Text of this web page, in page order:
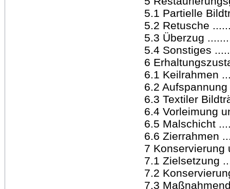
5.1 Partielle
5.2 Retusche
5.3 Überzug
5.4 Sonstiges
6
6.1 Keilrahmen
6.2
6.3 Textiler
6.4 Vorleimung
6.5 Malschicht
6.6 Zierrahmen
7 Konservierung
7.1 Zielsetzung
7.2
7.3